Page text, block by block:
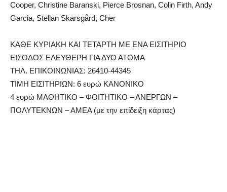
Cooper, Christine Baranski, Pierce Brosnan, Colin Firth, Andy
Garcia, Stellan Skarsgård, Cher
ΚΑΘΕ ΚΥΡΙΑΚΗ ΚΑΙ ΤΕΤΑΡΤΗ ΜΕ ΕΝΑ ΕΙΣΙΤΗΡΙΟ
ΕΙΣΟΔΟΣ ΕΛΕΥΘΕΡΗ ΓΙΑ ΔΥΟ ΑΤΟΜΑ
ΤΗΛ. ΕΠΙΚΟΙΝΩΝΙΑΣ: 26410-44345
ΤΙΜΗ ΕΙΣΙΤΗΡΙΩΝ: 6 ευρώ ΚΑΝΟΝΙΚΟ
4 ευρώ ΜΑΘΗΤΙΚΟ – ΦΟΙΤΗΤΙΚΟ – ΑΝΕΡΓΩΝ –
ΠΟΛΥΤΕΚΝΩΝ – ΑΜΕΑ (με την επίδειξη κάρτας)